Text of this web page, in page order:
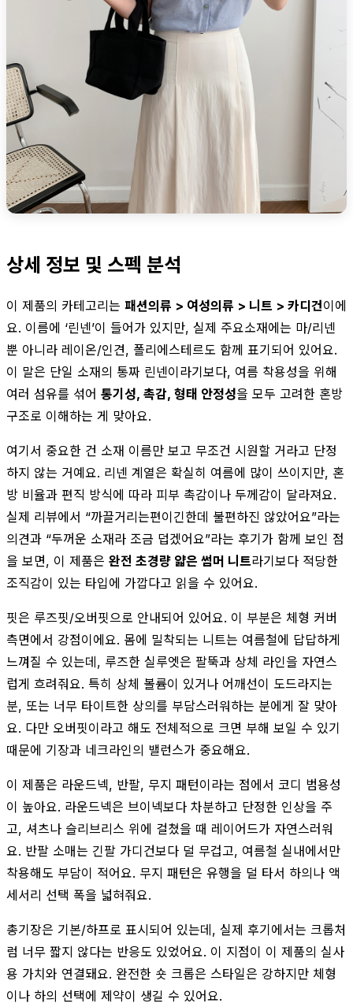
상세 정보 및 스펙 분석
이 제품의 카테고리는 패션의류 > 여성의류 > 니트 > 카디건이에
요. 이름에 ‘린넨’이 들어가 있지만, 실제 주요소재에는 마/리넨
뿐 아니라 레이온/인견, 폴리에스테르도 함께 표기되어 있어요.
이 말은 단일 소재의 통짜 린넨이라기보다, 여름 착용성을 위해
여러 섬유를 섞어 통기성, 촉감, 형태 안정성을 모두 고려한 혼방
구조로 이해하는 게 맞아요.
여기서 중요한 건 소재 이름만 보고 무조건 시원할 거라고 단정
하지 않는 거예요. 리넨 계열은 확실히 여름에 많이 쓰이지만, 혼
방 비율과 편직 방식에 따라 피부 촉감이나 두께감이 달라져요.
실제 리뷰에서 “까끌거리는편이긴한데 불편하진 않았어요”라는
의견과 “두꺼운 소재라 조금 덥겠어요”라는 후기가 함께 보인 점
을 보면, 이 제품은 완전 초경량 얇은 썸머 니트라기보다 적당한
조직감이 있는 타입에 가깝다고 읽을 수 있어요.
핏은 루즈핏/오버핏으로 안내되어 있어요. 이 부분은 체형 커버
측면에서 강점이에요. 몸에 밀착되는 니트는 여름철에 답답하게
느껴질 수 있는데, 루즈한 실루엣은 팔뚝과 상체 라인을 자연스
럽게 흐려줘요. 특히 상체 볼륨이 있거나 어깨선이 도드라지는
분, 또는 너무 타이트한 상의를 부담스러워하는 분에게 잘 맞아
요. 다만 오버핏이라고 해도 전체적으로 크면 부해 보일 수 있기
때문에 기장과 네크라인의 밸런스가 중요해요.
이 제품은 라운드넥, 반팔, 무지 패턴이라는 점에서 코디 범용성
이 높아요. 라운드넥은 브이넥보다 차분하고 단정한 인상을 주
고, 셔츠나 슬리브리스 위에 걸쳤을 때 레이어드가 자연스러워
요. 반팔 소매는 긴팔 가디건보다 덜 무겁고, 여름철 실내에서만
착용해도 부담이 적어요. 무지 패턴은 유행을 덜 타서 하의나 액
세서리 선택 폭을 넓혀줘요.
총기장은 기본/하프로 표시되어 있는데, 실제 후기에서는 크롭처
럼 너무 짧지 않다는 반응도 있었어요. 이 지점이 이 제품의 실사
용 가치와 연결돼요. 완전한 숏 크롭은 스타일은 강하지만 체형
이나 하의 선택에 제약이 생길 수 있어요.